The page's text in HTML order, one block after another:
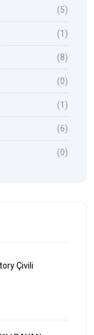
(5)
(1)
(8)
(0)
(1)
(6)
(0)
Çivili